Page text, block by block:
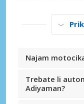
Najam
Trebate li
Adiyaman?